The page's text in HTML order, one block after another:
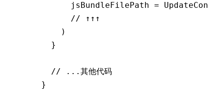
      jsBundleFilePath
=
      // ↑↑↑
    )
  }
  // ...其他代码
}